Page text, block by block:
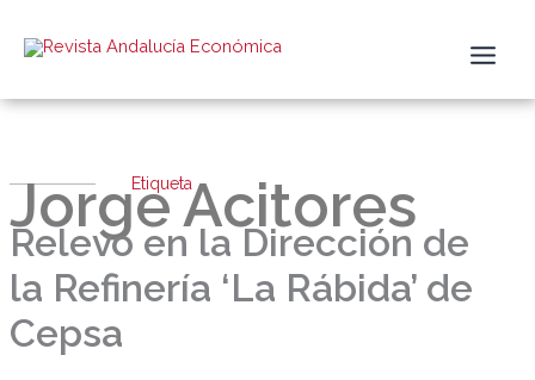
Etiqueta
Jorge Acitores
Relevo en la Dirección de
la Refinería ‘La Rábida’ de
Cepsa